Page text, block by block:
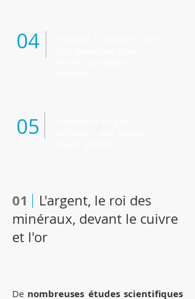
04
05
01 L'argent, le roi des
minéraux, devant le cuivre
et l'or
De nombreuses études scientifiques